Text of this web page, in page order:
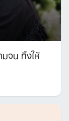
จน ทิ้งให้